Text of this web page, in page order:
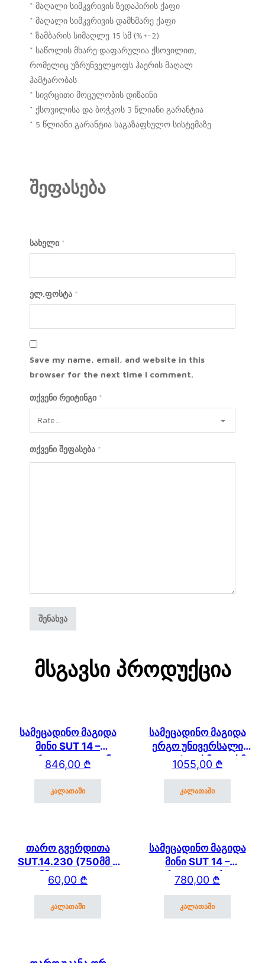
* მაღალი სიმკვრივის ზედაპირის ქაფი
* მაღალი სიმკვრივის დამხმარე ქაფი
* ზამბარის სიმაღლე 15 სმ (%+-2)
* საწოლის მხარე დაფარულია ქსოვილით,
რომელიც უზრუნველყოფს ჰაერის მაღალ
ჰამტარობას
* სივრცითი მოცულობის დიზაინი
* ქსოვილისა და ბოჭკოს 3 წლიანი გარანტია
* 5 წლიანი გარანტია საგაზაფხულო სისტემაზე
შეფასება
სახელი *
ელ.ფოსტა *
Save my name, email, and website in this
browser for the next time I comment.
თქვენი რეიტინგი *
თქვენი შეფასება *
Მსგავსი Პროდუქცია
სამეცადინო მაგიდა
მინი SUT 14 –
გვერდითა და უკანა
თაროთი
846,00 ₾
კალათაში
სამეცადინო მაგიდა
ერგო უნივერსალი
SUT.17 (120სმ * 61 სმ)
1055,00 ₾
კალათაში
თარო გვერდითა
SUT.14.230 (750მმ *
250 მმ) SUT.14/15/17
60,00 ₾
კალათაში
სამეცადინო მაგიდა
მინი SUT 14 –
გვერდითა თაროთი
780,00 ₾
კალათაში